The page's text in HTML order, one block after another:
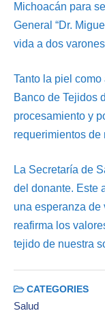
Michoacán para
General “Dr.
vida a dos
Tanto la piel como
Banco de Tejidos
procesamiento y
requerimientos de
La Secretaría de
del donante. Este
una esperanza de
reafirma los
tejido de nuestra
CATEGORIES
Salud